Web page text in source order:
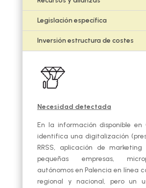
Legislación específica
Inversión estructura de costes
Necesidad detectada
En la información disponible en
identifica una digitalización
RRSS, aplicación de
pequeñas empresas,
autónomos en Palencia en línea
regional y nacional, pero un